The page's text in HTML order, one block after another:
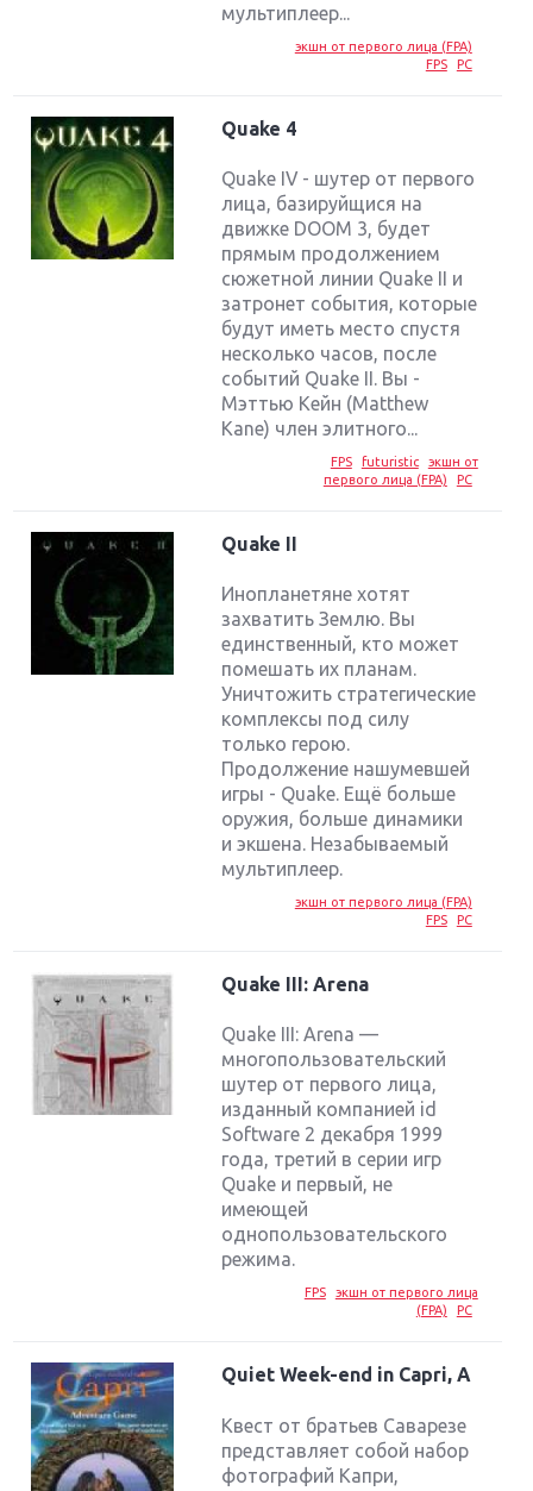
мультиплеер...
экшн от первого лица (FPA)
FPS
PC
Quake 4
Quake IV - шутер от первого
лица, базируйщися на
движке DOOM 3, будет
прямым продолжением
сюжетной линии Quake II и
затронет события, которые
будут иметь место спустя
несколько часов, после
событий Quake II. Вы -
Мэттью Кейн (Matthew
Kane) член элитного...
FPS futuristic
экшн от
первого лица (FPA)
PC
Quake II
Инопланетяне хотят
захватить Землю. Вы
единственный, кто может
помешать их планам.
Уничтожить стратегические
комплексы под силу
только герою.
Продолжение нашумевшей
игры - Quake. Ещё больше
оружия, больше динамики
и экшена. Незабываемый
мультиплеер.
экшн от первого лица (FPA)
FPS
PC
Quake III: Arena
Quake III: Arena —
многопользовательский
шутер от первого лица,
изданный компанией id
Software 2 декабря 1999
года, третий в серии игр
Quake и первый, не
имеющей
однопользовательского
режима.
FPS
экшн от первого лица
(FPA)
PC
Quiet Week-end in Capri, A
Квест от братьев Саварезе
представляет собой набор
фотографий Капри,